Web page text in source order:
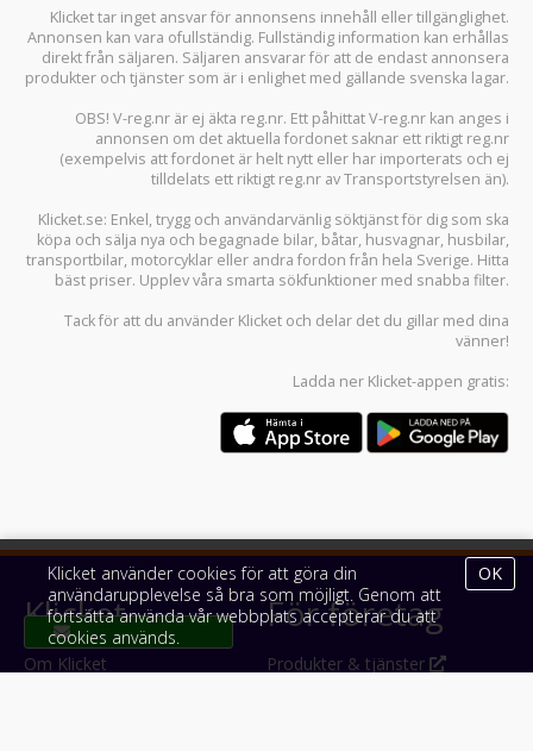
Klicket tar inget ansvar för annonsens innehåll eller tillgänglighet.
Annonsen kan vara ofullständig. Fullständig information kan erhållas
direkt från säljaren. Säljaren ansvarar för att de endast annonsera
produkter och tjänster som är i enlighet med gällande svenska lagar.
OBS! V-reg.nr är ej äkta reg.nr. Ett påhittat V-reg.nr kan anges i
annonsen om det aktuella fordonet saknar ett riktigt reg.nr
(exempelvis att fordonet är helt nytt eller har importerats och ej
tilldelats ett riktigt reg.nr av Transportstyrelsen än).
Klicket.se: Enkel, trygg och användarvänlig söktjänst för dig som ska
köpa och sälja nya och begagnade bilar, båtar, husvagnar, husbilar,
transportbilar, motorcyklar eller andra fordon från hela Sverige. Hitta
bäst priser. Upplev våra smarta sökfunktioner med snabba filter.
Tack för att du använder Klicket och delar det du gillar med dina
vänner!
Ladda ner Klicket-appen gratis:
Klicket
Om Klicket
För företag
Produkter & tjänster
Klicket använder cookies för att göra din
användarupplevelse så bra som möjligt. Genom att
fortsätta använda vår webbplats accepterar du att
cookies används.
OK